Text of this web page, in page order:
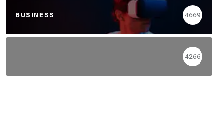
BUSINESS 4669
4266